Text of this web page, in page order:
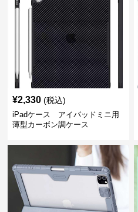
¥2,330 (税込)
iPadケース アイパッドミニ用
薄型カーボン調ケース